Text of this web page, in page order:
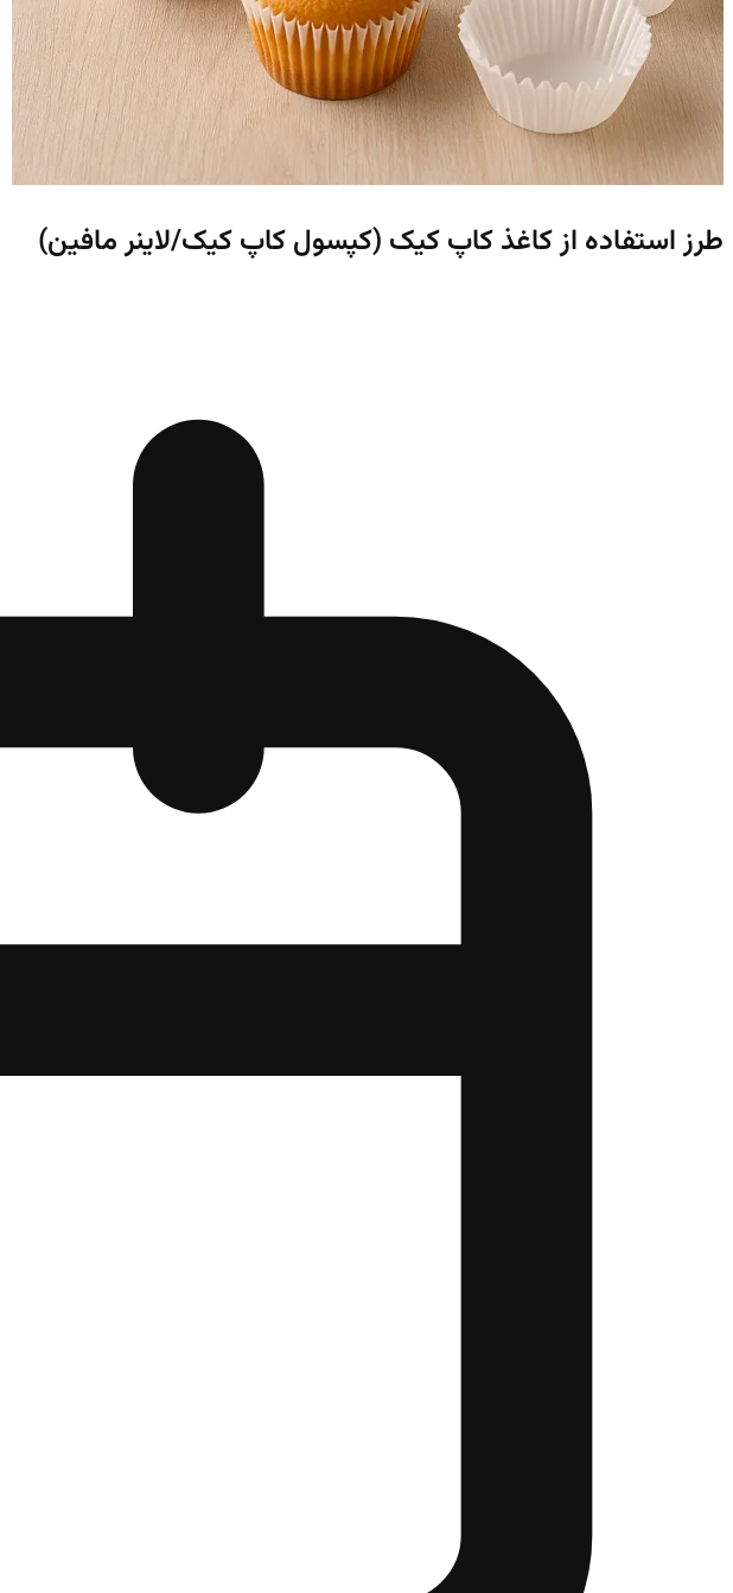
طرز استفاده از کاغذ کاپ کیک (کپسول کاپ کیک/لاینر مافین)